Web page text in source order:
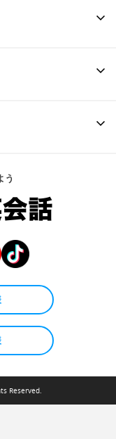
う
Reserved.